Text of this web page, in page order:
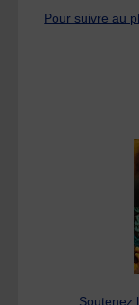
Pour suivre au
Soutenez